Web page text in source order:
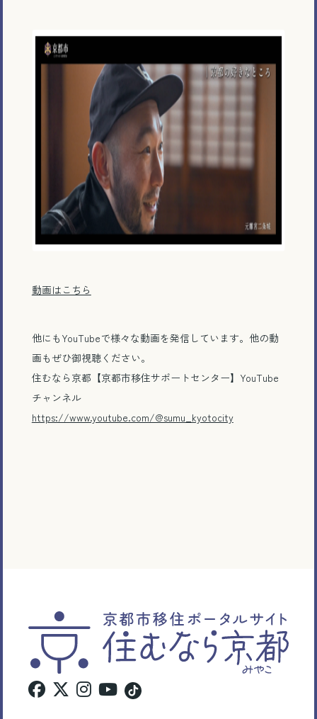
動画はこちら
他にもYouTubeで様々な動画を発信しています。他の動
画もぜひ御視聴ください。
住むなら京都【京都市移住サポートセンター】YouTube
チャンネル
https://www.youtube.com/@sumu_kyotocity